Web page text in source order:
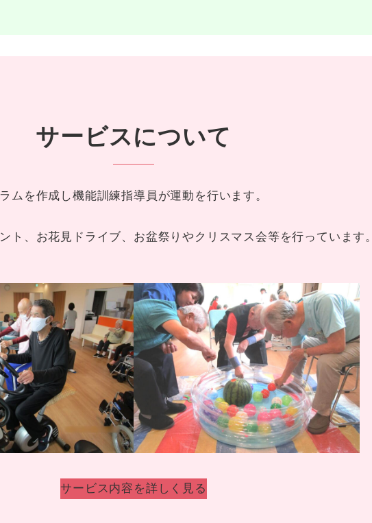
サービスについて
ムを作成し機能訓練指導員が運動を行います。
ト、お花見ドライブ、お盆祭りやクリスマス会等を行っています。
サービス内容を詳しく見る